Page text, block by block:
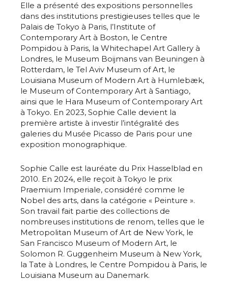
Adresse email*
Elle a présenté des expositions personnelles
dans des institutions prestigieuses telles que le
Palais de Tokyo à Paris, l’Institute of
Contemporary Art à Boston, le Centre
Pompidou à Paris, la Whitechapel Art Gallery à
Londres, le Museum Boijmans van Beuningen à
Rotterdam, le Tel Aviv Museum of Art, le
Louisiana Museum of Modern Art à Humlebæk,
le Museum of Contemporary Art à Santiago,
ainsi que le Hara Museum of Contemporary Art
à Tokyo. En 2023, Sophie Calle devient la
première artiste à investir l’intégralité des
galeries du Musée Picasso de Paris pour une
exposition monographique.
Sophie Calle est lauréate du Prix Hasselblad en
2010. En 2024, elle reçoit à Tokyo le prix
Praemium Imperiale, considéré comme le
Nobel des arts, dans la catégorie « Peinture ».
Son travail fait partie des collections de
nombreuses institutions de renom, telles que le
Metropolitan Museum of Art de New York, le
San Francisco Museum of Modern Art, le
Solomon R. Guggenheim Museum à New York,
la Tate à Londres, le Centre Pompidou à Paris, le
Louisiana Museum au Danemark.